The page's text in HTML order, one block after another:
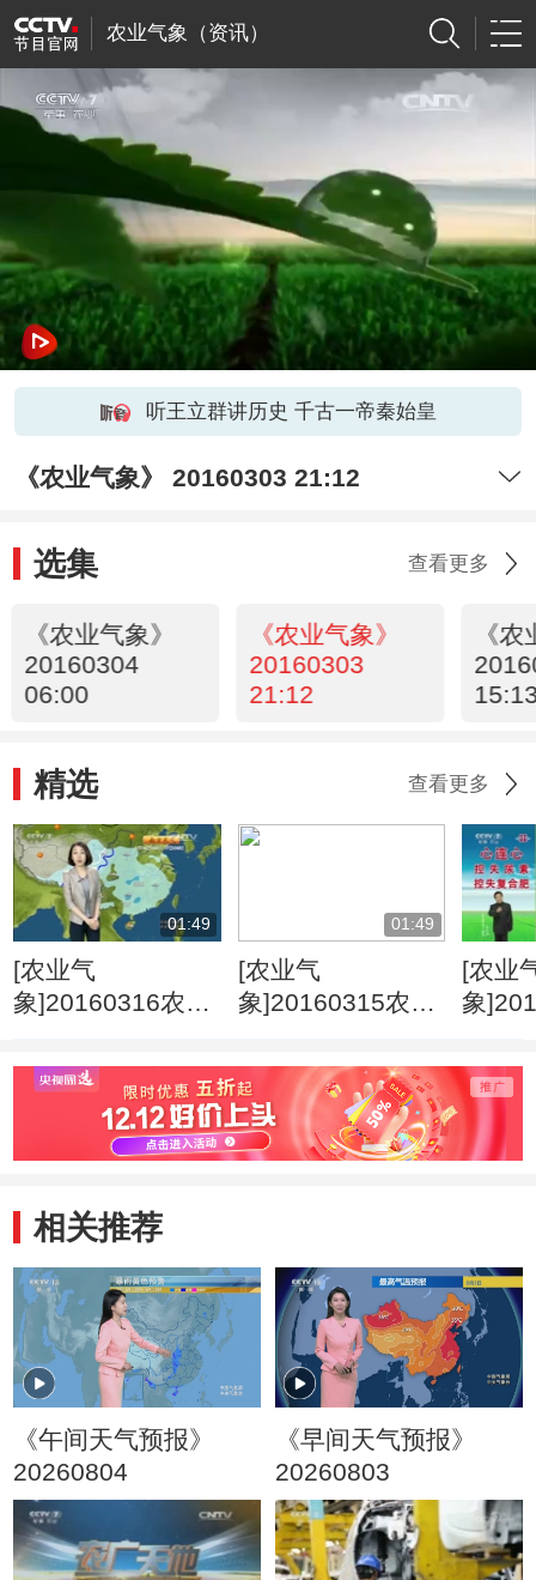
农业气象（资讯）
听王立群讲历史 千古一帝秦始皇
《农业气象》 20160303 21:12
选集 查看更多
《农业气象》
20160304
06:00
《农业气象》
20160303
21:12
《
精选 查看更多
01:49
[农业气
象]20160316农业
01:49
[农业气
象]20160315农业
[农业
象
相关推荐
《午间天气预报》
20260804
《早间天气预报》
20260803